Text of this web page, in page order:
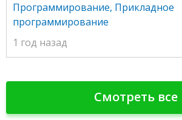
Программирование, Прикладное
программирование
1 год назад
Смотреть все